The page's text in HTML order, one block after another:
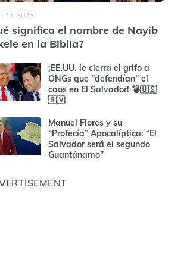
15, 2025
significa el nombre de Nayib
en la Biblia?
¡EE.UU. le cierra el grifo a
ONGs que "defendían" el
caos en El Salvador! 💣🇺🇸
🇸🇻
Manuel Flores y su
“Profecía” Apocalíptica: “El
Salvador será el segundo
Guantánamo”